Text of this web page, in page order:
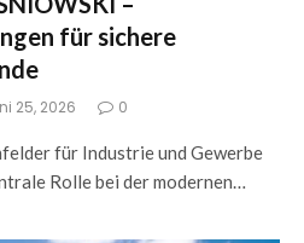
für sichere
25, 2026 0
für Industrie und Gewerbe
Rolle bei der modernen…